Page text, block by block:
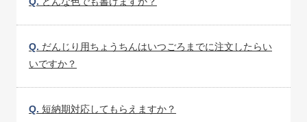
Q. だんじり用ちょうちんはいつごろまでに注文したらい
いですか？
Q. 短納期対応してもらえますか？